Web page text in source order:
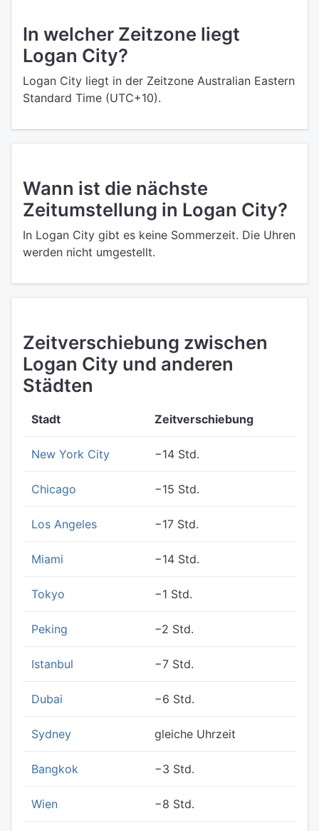
In welcher Zeitzone liegt
Logan City?
Logan City liegt in der Zeitzone Australian Eastern
Standard Time (UTC+10).
Wann ist die nächste
Zeitumstellung in Logan City?
In Logan City gibt es keine Sommerzeit. Die Uhren
werden nicht umgestellt.
Zeitverschiebung zwischen
Logan City und anderen
Städten
Stadt Zeitverschiebung
New York City −14 Std.
Chicago −15 Std.
Los Angeles −17 Std.
Miami −14 Std.
Tokyo −1 Std.
Peking −2 Std.
Istanbul −7 Std.
Dubai −6 Std.
Sydney gleiche Uhrzeit
Bangkok −3 Std.
Wien −8 Std.